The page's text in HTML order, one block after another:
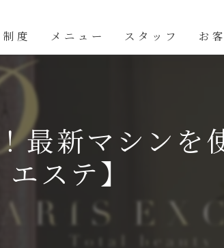
度 メニュー スタッフ お
最新マシンを
エステ】